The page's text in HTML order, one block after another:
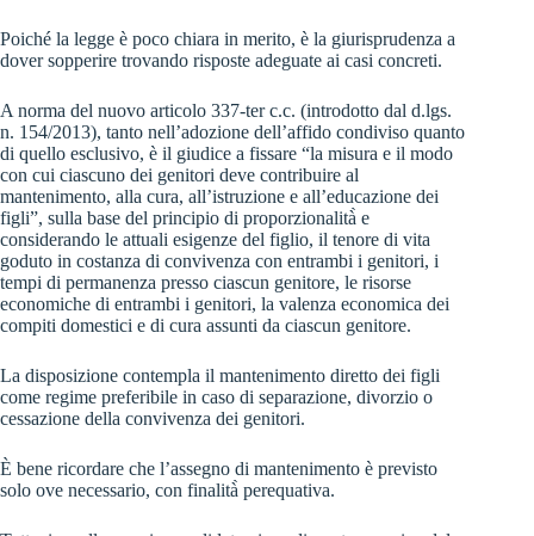
Poiché la legge è poco chiara in merito, è la giurisprudenza a
dover sopperire trovando risposte adeguate ai casi concreti.
A norma del nuovo articolo 337-ter c.c. (introdotto dal d.lgs.
n. 154/2013), tanto nell’adozione dell’affido condiviso quanto
di quello esclusivo, è il giudice a fissare “la misura e il modo
con cui ciascuno dei genitori deve contribuire al
mantenimento, alla cura, all’istruzione e all’educazione dei
figli”, sulla base del principio di proporzionalità̀ e
considerando le attuali esigenze del figlio, il tenore di vita
goduto in costanza di convivenza con entrambi i genitori, i
tempi di permanenza presso ciascun genitore, le risorse
economiche di entrambi i genitori, la valenza economica dei
compiti domestici e di cura assunti da ciascun genitore.
La disposizione contempla il mantenimento diretto dei figli
come regime preferibile in caso di separazione, divorzio o
cessazione della convivenza dei genitori.
È bene ricordare che l’assegno di mantenimento è previsto
solo ove necessario, con finalità̀ perequativa.